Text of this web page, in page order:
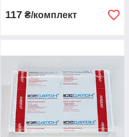
117 ₴/комплект